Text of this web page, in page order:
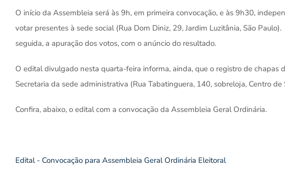
O início da Assembleia será às 9h, em primeira convocação, e às 9h30,
votar presentes à sede social (Rua Dom Diniz, 29, Jardim Luzitânia, São
seguida, a apuração dos votos, com o anúncio do resultado.
O edital divulgado nesta quarta-feira informa, ainda, que o registro de chapas
Secretaria da sede administrativa (Rua Tabatinguera, 140, sobreloja, Centro de
Confira, abaixo, o edital com a convocação da Assembleia Geral Ordinária.
Edital - Convocação para Assembleia Geral Ordinária Eleitoral